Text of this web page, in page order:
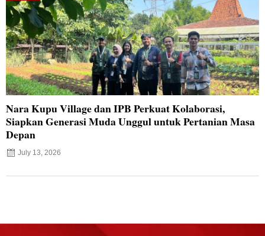
Nara Kupu Village dan IPB Perkuat Kolaborasi,
Siapkan Generasi Muda Unggul untuk Pertanian Masa
Depan
July 13, 2026